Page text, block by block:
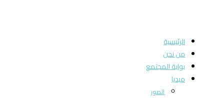
الرئيسية
من نحن
بوابة المجتمع
ميديا
الصور